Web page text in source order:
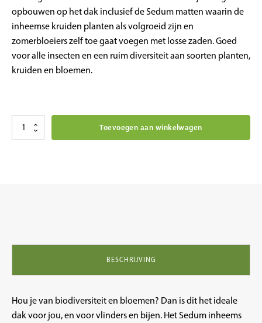
opbouwen op het dak inclusief de Sedum matten waarin de
inheemse kruiden planten als volgroeid zijn en
zomerbloeiers zelf toe gaat voegen met losse zaden. Goed
voor alle insecten en een ruim diversiteit aan soorten planten,
kruiden en bloemen.
Biodivers
liter
Toevoegen aan winkelwagen
BESCHRIJVING
Hou je van biodiversiteit en bloemen? Dan is dit het ideale
dak voor jou, en voor vlinders en bijen. Het Sedum inheems